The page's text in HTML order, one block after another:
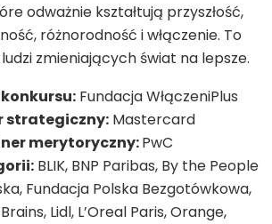
odważnie kształtują przyszłość,
różnorodność i włączenie. To
zmieniających świat na lepsze.
Fundacja WłączeniPlus
strategiczny:Mastercard
merytoryczny:PwC
BLIK, BNP Paribas, By the People
Fundacja Polska Bezgotówkowa,
Lidl, L’Oreal Paris, Orange,